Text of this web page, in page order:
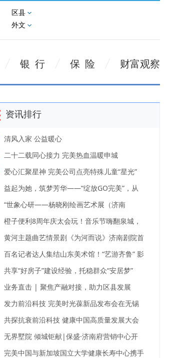
区县
外文
银 行 保 险 财富观察
资讯排行
清风入家 公益暖心
二十二载同心接力 完美热血温暖申城
爱心汇聚星神 完美公司点亮特殊儿童“星光”
益起为她，筑梦芳华——“绽放GO完美”，从
脚下路到步步花
“世象心研——杨晓刚绘画艺术展（济南
站）”在济开幕
橙子便利8周年庆太会玩！音乐节嗨翻泉城，
全门店福利藏满“橙意”
黄河主题曲艺情景剧《为河而说》济南剧院首
演圆满落幕 创新叙事奏响黄河文化传播新声
百名记者达人集结山东美术馆！“艺游齐鲁” 影
像大赛启动，解码文旅融合新样本
共享“好房子”建设经验，托稳群众“安居梦”
业务直击 | 聚焦产融对接，助力区县发展
——济南财金集团携手市中区举办“泉景汇”重
点项目路演活动
发力前沿科技 完美时光葆新品发布会在无锡
召开
共探抗衰前沿科技 健康中国高质量发展大会
在无锡举办
无界墅院 倾城钜献|保盛·济南府营销中心开
放盛典圆满落幕
完美中国与新加坡国立大学健康长寿中心携手